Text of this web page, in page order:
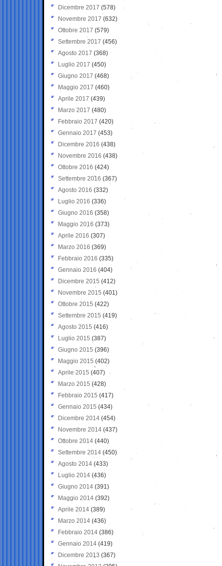
Dicembre 2017 (578)
Novembre 2017 (632)
Ottobre 2017 (579)
Settembre 2017 (456)
Agosto 2017 (368)
Luglio 2017 (450)
Giugno 2017 (468)
Maggio 2017 (460)
Aprile 2017 (439)
Marzo 2017 (480)
Febbraio 2017 (420)
Gennaio 2017 (453)
Dicembre 2016 (438)
Novembre 2016 (438)
Ottobre 2016 (424)
Settembre 2016 (367)
Agosto 2016 (332)
Luglio 2016 (336)
Giugno 2016 (358)
Maggio 2016 (373)
Aprile 2016 (307)
Marzo 2016 (369)
Febbraio 2016 (335)
Gennaio 2016 (404)
Dicembre 2015 (412)
Novembre 2015 (401)
Ottobre 2015 (422)
Settembre 2015 (419)
Agosto 2015 (416)
Luglio 2015 (387)
Giugno 2015 (396)
Maggio 2015 (402)
Aprile 2015 (407)
Marzo 2015 (428)
Febbraio 2015 (417)
Gennaio 2015 (434)
Dicembre 2014 (454)
Novembre 2014 (437)
Ottobre 2014 (440)
Settembre 2014 (450)
Agosto 2014 (433)
Luglio 2014 (436)
Giugno 2014 (391)
Maggio 2014 (392)
Aprile 2014 (389)
Marzo 2014 (436)
Febbraio 2014 (386)
Gennaio 2014 (419)
Dicembre 2013 (367)